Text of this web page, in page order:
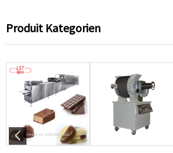
Produit Kategorien